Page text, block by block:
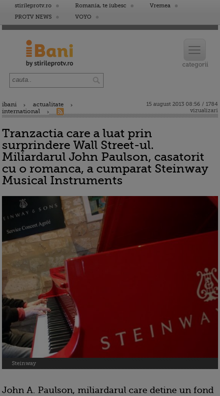
stirileprotv.ro Romania, te iubesc
Vremea
PROTV NEWS
VOYO
ibani
actualitate
international
15 august 2013 08:56 / 1784
vizualizari
Tranzactia care a luat prin
surprindere Wall Street-ul.
Miliardarul John Paulson, casatorit
cu o romanca, a cumparat Steinway
Musical Instruments
Steinway
John A. Paulson, miliardarul care detine un fond